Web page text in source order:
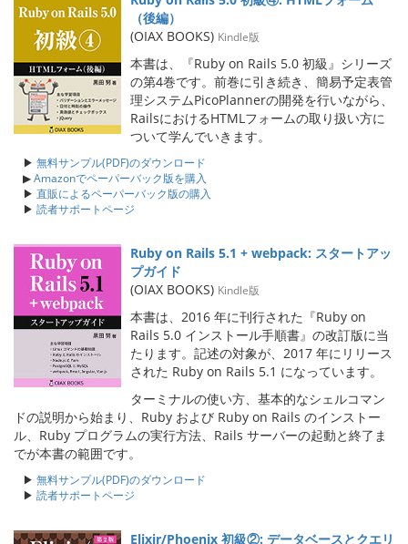
（後編）
(OIAX BOOKS) Kindle版
本書は、『Ruby on Rails 5.0 初級』シリーズ
の第4巻です。前巻に引き続き、簡易予定表管
理システムPicoPlannerの開発を行いながら、
RailsにおけるHTMLフォームの取り扱い方に
ついて学んでいきます。
▶ 無料サンプル(PDF)のダウンロード
▶Amazonでペーパーバック版を購入
▶ 直販によるペーパーバック版の購入
▶ 読者サポートページ
Ruby on Rails 5.1 + webpack: スタートアッ
プガイド
(OIAX BOOKS) Kindle版
本書は、2016 年に刊行された『Ruby on
Rails 5.0 インストール手順書』の改訂版に当
たります。記述の対象が、2017 年にリリース
された Ruby on Rails 5.1 になっています。
ターミナルの使い方、基本的なシェルコマン
ドの説明から始まり、Ruby および Ruby on Rails のインストー
ル、Ruby プログラムの実行方法、Rails サーバーの起動と終了ま
でが本書の範囲です。
▶ 無料サンプル(PDF)のダウンロード
▶ 読者サポートページ
Elixir/Phoenix 初級②: データベースとクエリ